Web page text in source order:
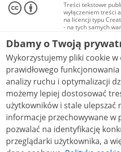
Treści tekstowe
wyłączeniem treści
na licencji typu
- na tych samych
Materiały
audio i wideo, są
Creative Commons:
niekomercyjne - bez
NC-ND 4.0), o ile nie
Dbamy o Twoją
Wykorzystujemy pliki cookie w
prawidłowego
analizy ruchu i optymalizacji
możemy lepiej dostosować
użytkowników i stale ulepszać nasze
informacje przechowywane w
pozwalać na identyfikację
przeglądarki użytkownika, a